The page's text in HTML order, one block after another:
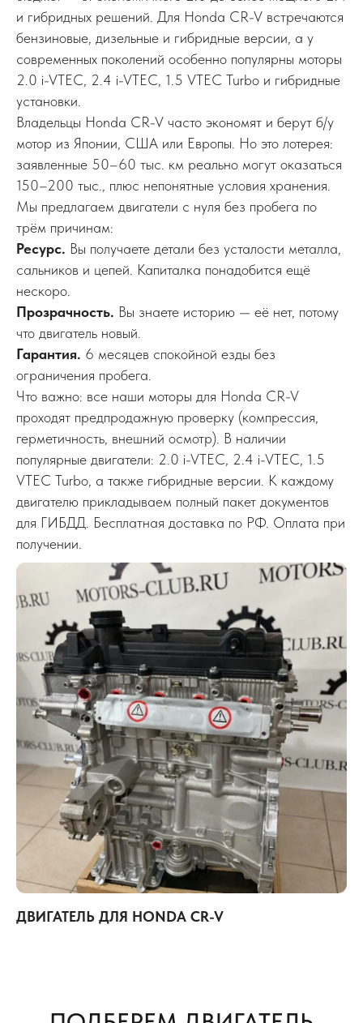
и гибридных решений. Для Honda CR-V встречаются
бензиновые, дизельные и гибридные версии, а у
современных поколений особенно популярны моторы
2.0 i-VTEC, 2.4 i-VTEC, 1.5 VTEC Turbo и гибридные
установки.
Владельцы Honda CR-V часто экономят и берут б/у
мотор из Японии, США или Европы. Но это лотерея:
заявленные 50–60 тыс. км реально могут оказаться
150–200 тыс., плюс непонятные условия хранения.
Мы предлагаем двигатели с нуля без пробега по
трём причинам:
Ресурс. Вы получаете детали без усталости металла,
сальников и цепей. Капиталка понадобится ещё
нескоро.
Прозрачность. Вы знаете историю — её нет, потому
что двигатель новый.
Гарантия. 6 месяцев спокойной езды без
ограничения пробега.
Что важно: все наши моторы для Honda CR-V
проходят предпродажную проверку (компрессия,
герметичность, внешний осмотр). В наличии
популярные двигатели: 2.0 i-VTEC, 2.4 i-VTEC, 1.5
VTEC Turbo, а также гибридные версии. К каждому
двигателю прикладываем полный пакет документов
для ГИБДД. Бесплатная доставка по РФ. Оплата при
получении.
ДВИГАТЕЛЬ ДЛЯ HONDA CR-V